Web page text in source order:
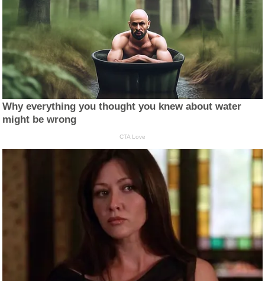
Why everything you thought you knew about water
might be wrong
CTA Love